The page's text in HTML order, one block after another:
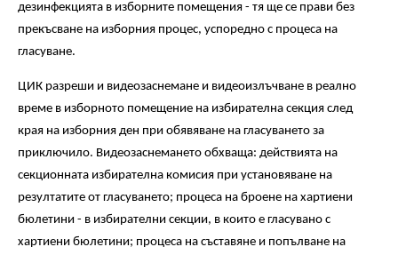
дезинфекцията в изборните помещения - тя ще се прави без
прекъсване на изборния процес, успоредно с процеса на
гласуване.
ЦИК разреши и видеозаснемане и видеоизлъчване в реално
време в изборното помещение на избирателна секция след
края на изборния ден при обявяване на гласуването за
приключило. Видеозаснемането обхваща: действията на
секционната избирателна комисия при установяване на
резултатите от гласуването; процеса на броене на хартиени
бюлетини - в избирателни секции, в които е гласувано с
хартиени бюлетини; процеса на съставяне и попълване на